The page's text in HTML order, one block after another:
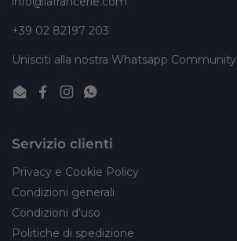
+39 02 82197 203
Unisciti alla nostra Whatsapp Community
EmailFacebook
InstagramWhatsApp
Servizio clienti
Privacy e Cookie Policy
Condizioni generali
Condizioni d'uso
Politiche di spedizione